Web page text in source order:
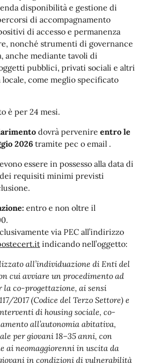
disponibilità e gestione di
di accompagnamento
di accesso e permanenza
nonché strumenti di governance
anche mediante tavoli di
pubblici, privati sociali e altri
come meglio specificato
è per 24 mesi.
dovrà pervenire entro le
2026tramite pec o email .
essere in possesso alla data di
dei requisiti minimi previsti
entro e non oltre il
via PEC all’indirizzo
indicando nell’oggetto:
all’individuazione di Enti del
cui avviare un procedimento ad
la co-progettazione, ai sensi
2017 (Codice del Terzo Settore) e
di housing sociale, co-
all’autonomia abitativa,
per giovani 18–35 anni, con
ai neomaggiorenni in uscita da
in condizioni di vulnerabilità